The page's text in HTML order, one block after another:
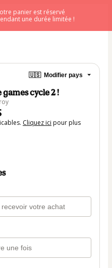
panier est réservé
une durée limitée !
🇺🇸 Modifier pays
games cycle 2 !
Cliquez ici pour plus